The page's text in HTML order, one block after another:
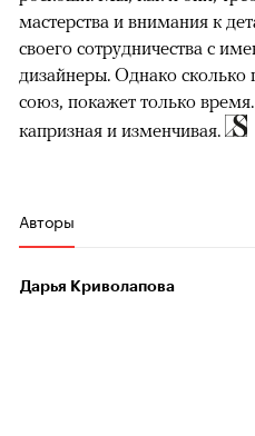
мастерства и внимания к
своего сотрудничества с
дизайнеры. Однако сколько
союз, покажет только
капризная и изменчивая.
Авторы
Дарья Криволапова